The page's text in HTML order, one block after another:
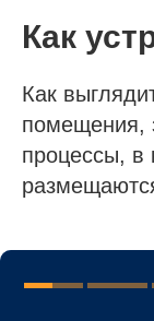
Как
Как
помещения,
процессы, в